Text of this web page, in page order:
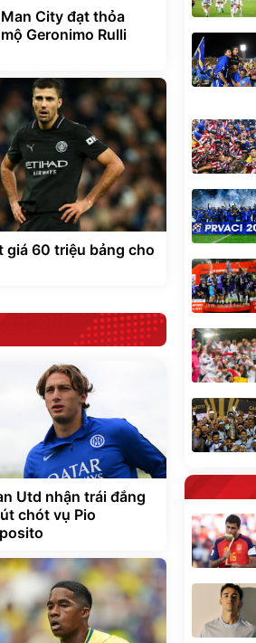
City đạt thỏa
Geronimo Rulli
giá 60 triệu bảng cho
Utd nhận trái đắng
chót vụ Pio